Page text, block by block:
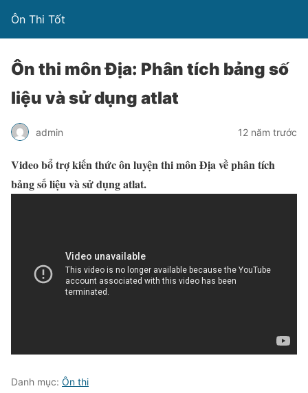
Ôn Thi Tốt
Ôn thi môn Địa: Phân tích bảng số
liệu và sử dụng atlat
admin 12 năm trước
Video bổ trợ kiến thức ôn luyện thi môn Địa về phân tích
bảng số liệu và sử dụng atlat.
Danh mục: Ôn thi